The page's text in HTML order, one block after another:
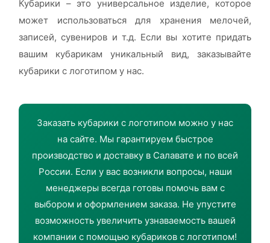
Кубарики – это универсальное изделие, которое
может использоваться для хранения мелочей,
записей, сувениров и т.д. Если вы хотите придать
вашим кубарикам уникальный вид, заказывайте
кубарики с логотипом у нас.
Заказать кубарики с логотипом можно у нас
на сайте. Мы гарантируем быстрое
производство и доставку в Салавате и по всей
России. Если у вас возникли вопросы, наши
менеджеры всегда готовы помочь вам с
выбором и оформлением заказа. Не упустите
возможность увеличить узнаваемость вашей
компании с помощью кубариков с логотипом!